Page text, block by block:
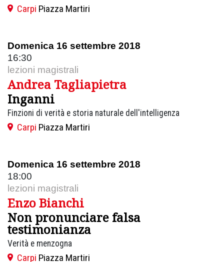
Carpi Piazza Martiri
Domenica 16 settembre 2018
16:30
lezioni magistrali
Andrea Tagliapietra
Inganni
Finzioni di verità e storia naturale dell'intelligenza
Carpi Piazza Martiri
Domenica 16 settembre 2018
18:00
lezioni magistrali
Enzo Bianchi
Non pronunciare falsa
testimonianza
Verità e menzogna
Carpi Piazza Martiri